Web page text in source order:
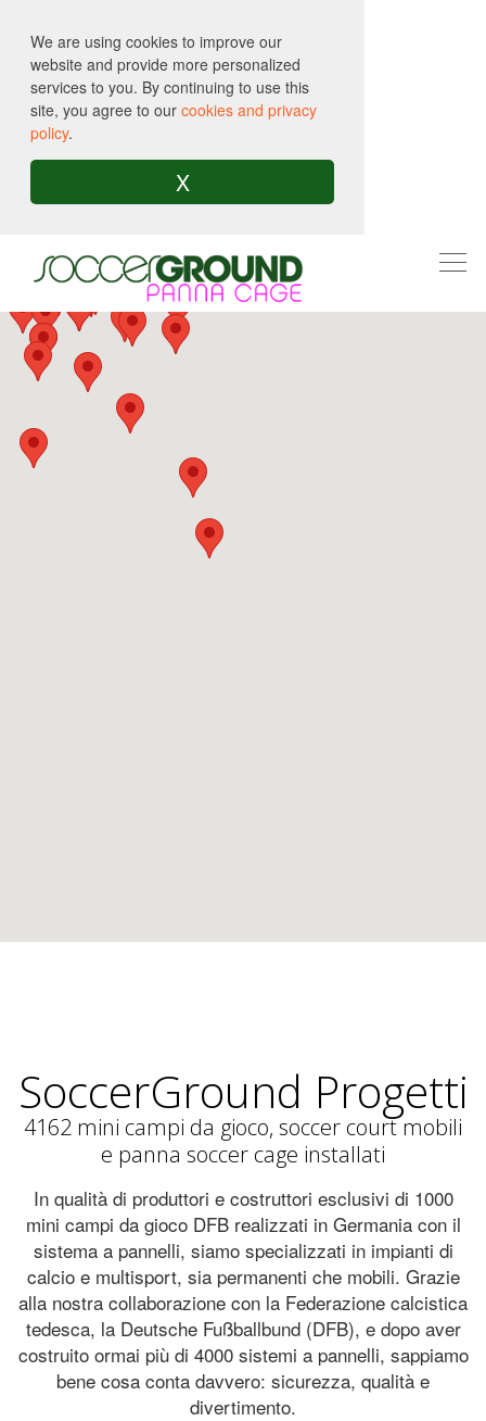
We are using cookies to improve our
website and provide more personalized
services to you. By continuing to use this
site, you agree to our cookies and privacy
policy.
X
SoccerGround Progetti
4162 mini campi da gioco, soccer court mobili
e panna soccer cage installati
In qualità di produttori e costruttori esclusivi di 1000
mini campi da gioco DFB realizzati in Germania con il
sistema a pannelli, siamo specializzati in impianti di
calcio e multisport, sia permanenti che mobili. Grazie
alla nostra collaborazione con la Federazione calcistica
tedesca, la Deutsche Fußballbund (DFB), e dopo aver
costruito ormai più di 4000 sistemi a pannelli, sappiamo
bene cosa conta davvero: sicurezza, qualità e
divertimento.